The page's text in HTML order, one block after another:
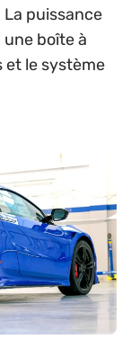
puissance
boîte à
et le système